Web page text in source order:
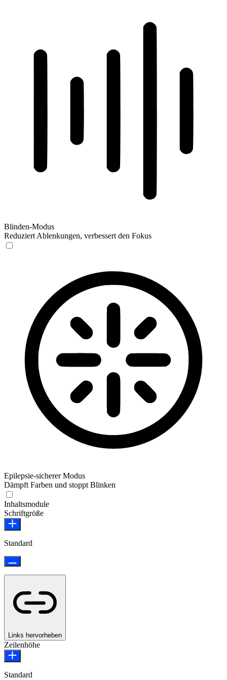
Blinden-Modus
Reduziert Ablenkungen, verbessert den Fokus
Epilepsie-sicherer Modus
Dämpft Farben und stoppt Blinken
Inhaltsmodule
Schriftgröße
Standard
Links hervorheben
Zeilenhöhe
Standard